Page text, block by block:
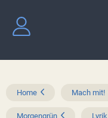
Home Mach mit!
Morgengrün Lyrik